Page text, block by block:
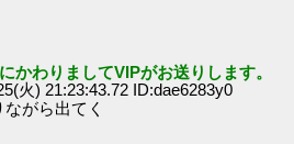
かわりましてVIPがお送りします。
火) 21:23:43.72 ID:dae6283y0
がら出てく